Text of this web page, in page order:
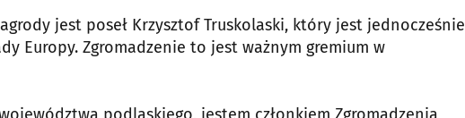
jest poseł Krzysztof Truskolaski, który jest jednocześnie
Europy. Zgromadzenie to jest ważnym gremium w